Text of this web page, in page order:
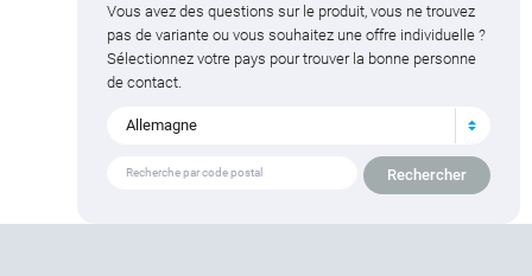
Vous avez des questions sur le produit, vous ne trouvez
pas de variante ou vous souhaitez une offre individuelle ?
Sélectionnez votre pays pour trouver la bonne personne
de contact.
Allemagne